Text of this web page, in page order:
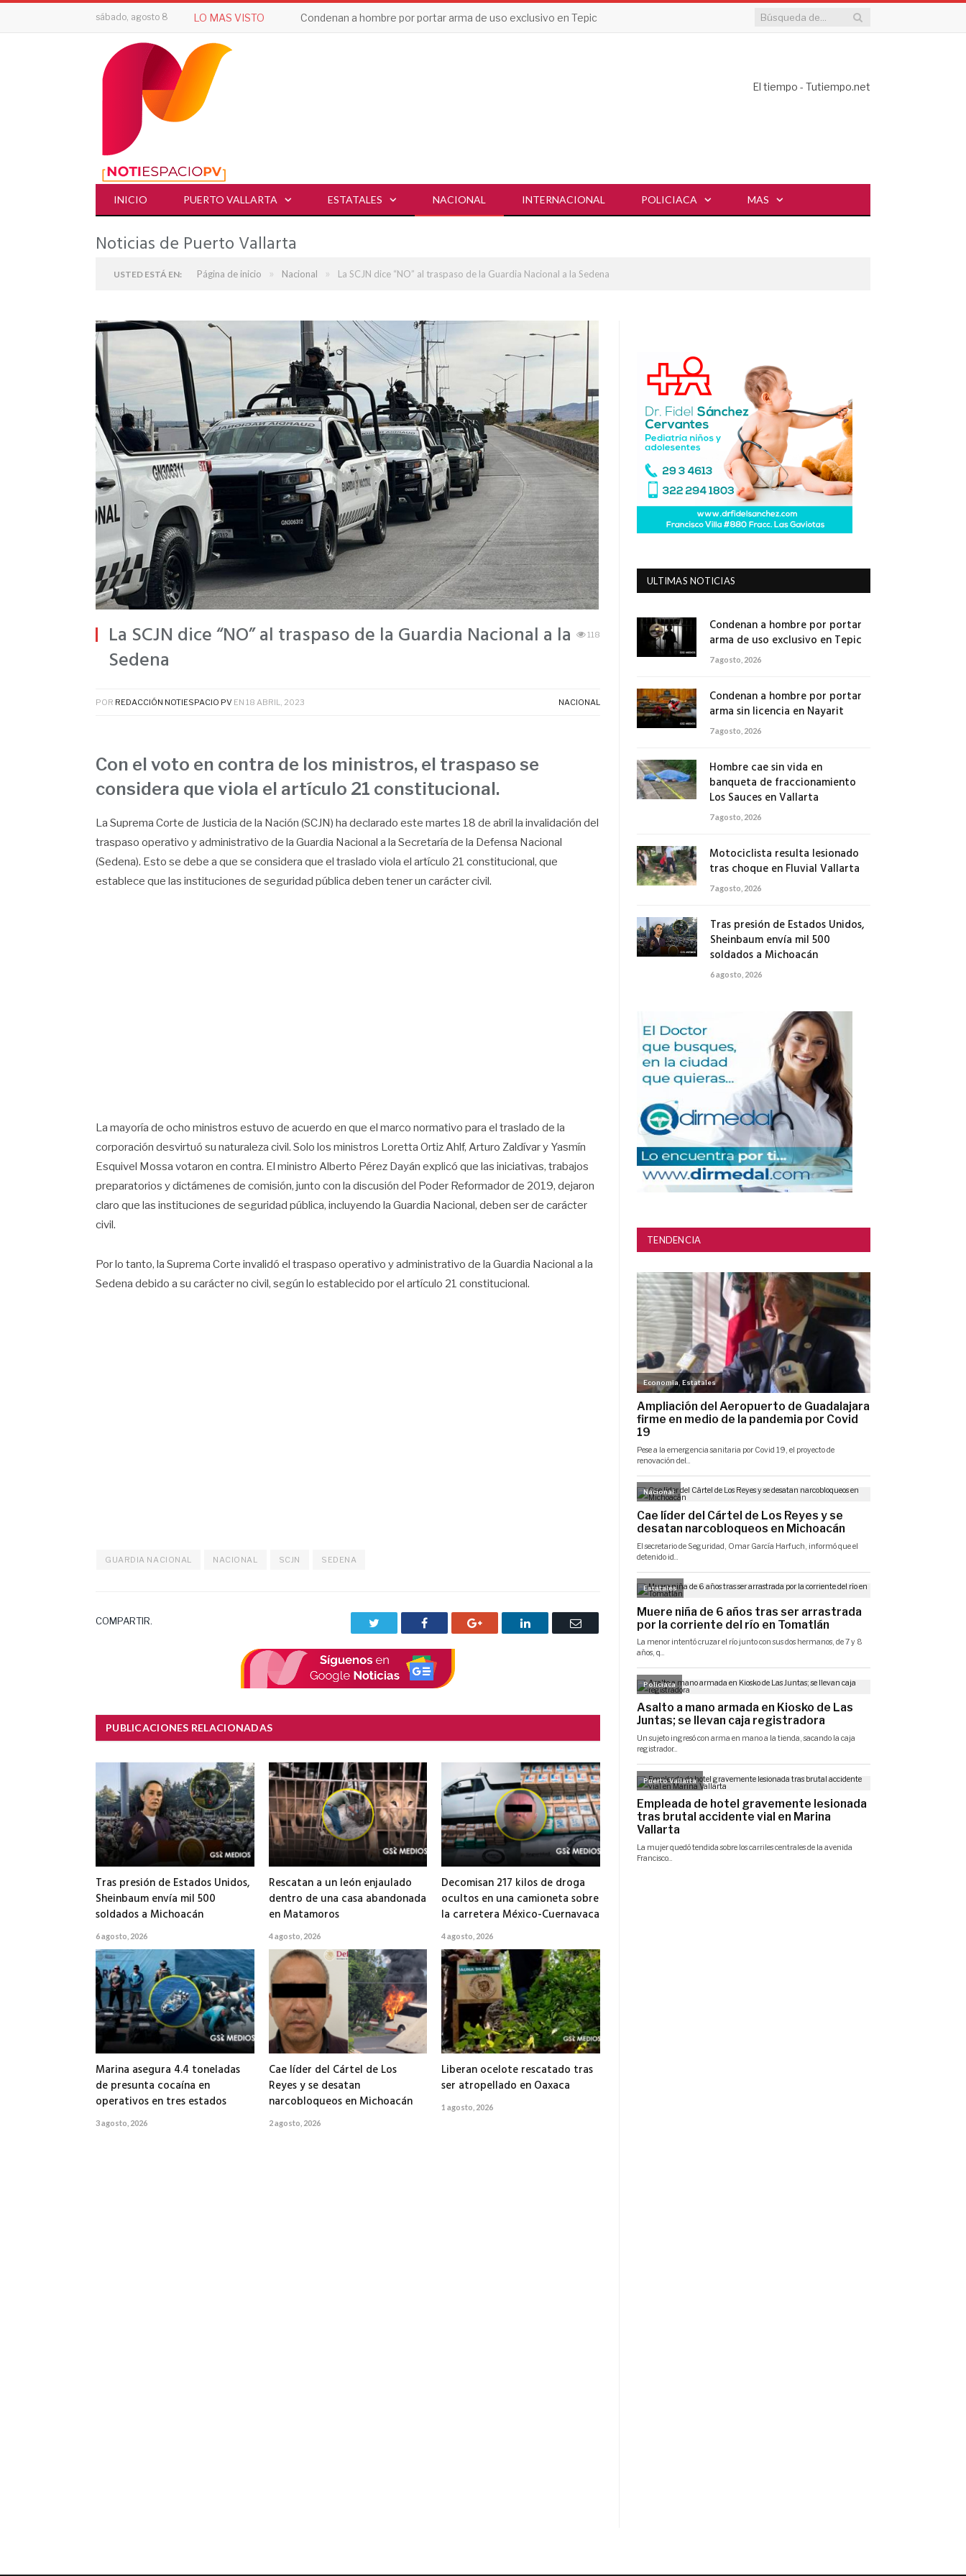
sábado, agosto 8 LO MAS VISTO Condenan a hombre por portar arma de uso exclusivo en Tepic
El tiempo - Tutiempo.net
INICIO PUERTO VALLARTA ESTATALES NACIONAL INTERNACIONAL POLICIACA MAS
Noticias de Puerto Vallarta
USTED ESTÁ EN: Página de inicio » Nacional » La SCJN dice “NO” al traspaso de la Guardia Nacional a la Sedena
La SCJN dice “NO” al traspaso de la Guardia Nacional a la
Sedena
118
POR REDACCIÓN NOTIESPACIO PV EN 18 ABRIL, 2023 NACIONAL
Con el voto en contra de los ministros, el traspaso se
considera que viola el artículo 21 constitucional.
La Suprema Corte de Justicia de la Nación (SCJN) ha declarado este martes 18 de abril la invalidación del
traspaso operativo y administrativo de la Guardia Nacional a la Secretaría de la Defensa Nacional
(Sedena). Esto se debe a que se considera que el traslado viola el artículo 21 constitucional, que
establece que las instituciones de seguridad pública deben tener un carácter civil.
La mayoría de ocho ministros estuvo de acuerdo en que el marco normativo para el traslado de la
corporación desvirtuó su naturaleza civil. Solo los ministros Loretta Ortiz Ahlf, Arturo Zaldívar y Yasmín
Esquivel Mossa votaron en contra. El ministro Alberto Pérez Dayán explicó que las iniciativas, trabajos
preparatorios y dictámenes de comisión, junto con la discusión del Poder Reformador de 2019, dejaron
claro que las instituciones de seguridad pública, incluyendo la Guardia Nacional, deben ser de carácter
civil.
Por lo tanto, la Suprema Corte invalidó el traspaso operativo y administrativo de la Guardia Nacional a la
Sedena debido a su carácter no civil, según lo establecido por el artículo 21 constitucional.
GUARDIA NACIONAL NACIONAL SCJN SEDENA
COMPARTIR. Facebook Google+ LinkedIn
Correo
PUBLICACIONES RELACIONADAS
Tras presión de Estados Unidos,
Sheinbaum envía mil 500
soldados a Michoacán
6 agosto, 2026
Rescatan a un león enjaulado
dentro de una casa abandonada
en Matamoros
4 agosto, 2026
Decomisan 217 kilos de droga
ocultos en una camioneta sobre
la carretera México-Cuernavaca
4 agosto, 2026
Marina asegura 4.4 toneladas
de presunta cocaína en
operativos en tres estados
3 agosto, 2026
Cae líder del Cártel de Los
Reyes y se desatan
narcobloqueos en Michoacán
2 agosto, 2026
Liberan ocelote rescatado tras
ser atropellado en Oaxaca
1 agosto, 2026
ULTIMAS NOTICIAS
Condenan a hombre por portar
arma de uso exclusivo en Tepic
7 agosto, 2026
Condenan a hombre por portar
arma sin licencia en Nayarit
7 agosto, 2026
Hombre cae sin vida en
banqueta de fraccionamiento
Los Sauces en Vallarta
7 agosto, 2026
Motociclista resulta lesionado
tras choque en Fluvial Vallarta
7 agosto, 2026
Tras presión de Estados Unidos,
Sheinbaum envía mil 500
soldados a Michoacán
6 agosto, 2026
TENDENCIA